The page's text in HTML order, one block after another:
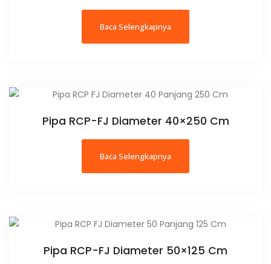
Baca Selengkapnya
Pipa RCP-FJ Diameter 40×250 Cm
Baca Selengkapnya
Pipa RCP-FJ Diameter 50×125 Cm